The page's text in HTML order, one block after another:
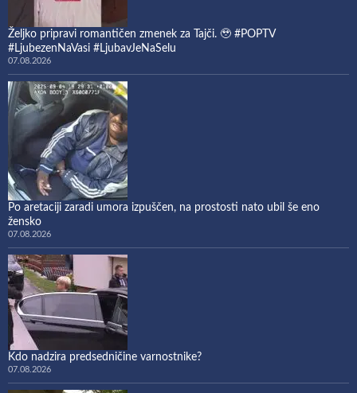
Željko pripravi romantičen zmenek za Tajči. 🥹 #POPTV
#LjubezenNaVasi #LjubavJeNaSelu
07.08.2026
Po aretaciji zaradi umora izpuščen, na prostosti nato ubil še eno
žensko
07.08.2026
Kdo nadzira predsedničine varnostnike?
07.08.2026